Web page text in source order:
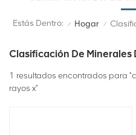
Estás Dentro: / Hogar /
Clasificación De Minerales
1 resultados encontrados para
rayos x"